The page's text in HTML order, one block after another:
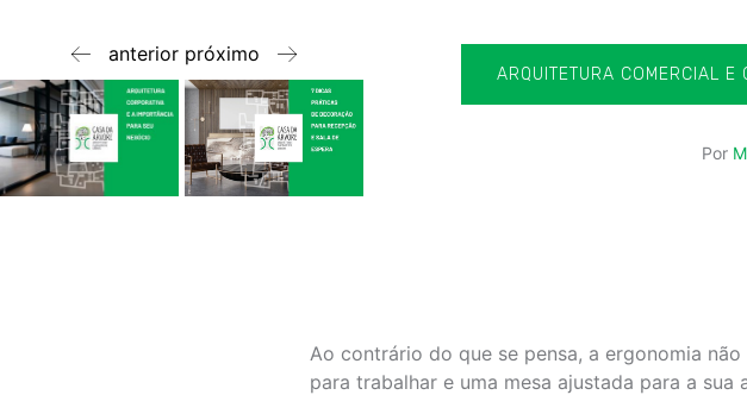
anterior próximo
ARQUITETURA COMERCIAL E
Por
Ao contrário do que se pensa, a ergonomia
para trabalhar e uma mesa ajustada para a